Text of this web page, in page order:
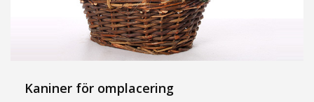
Kaniner för omplacering